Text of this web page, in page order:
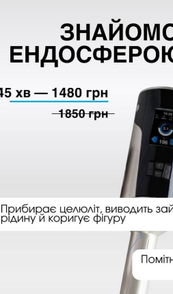
гладким,
догляду.
3. TOKIO
відновлення
TOKIO INKARAMI—
відновлення
пошкодженого та
виглядає саме
Особливість
структури